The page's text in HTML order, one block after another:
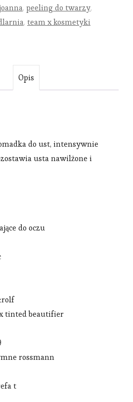
, peeling do twarzy,
, team x kosmetyki
Opis
do ust, intensywnie
usta nawilżone i
do oczu
tinted beautifier
rossmann
t